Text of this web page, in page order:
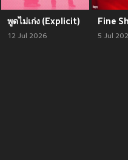
พูดไม่เก่ง (Explicit)
12 Jul 2026 5 Jul